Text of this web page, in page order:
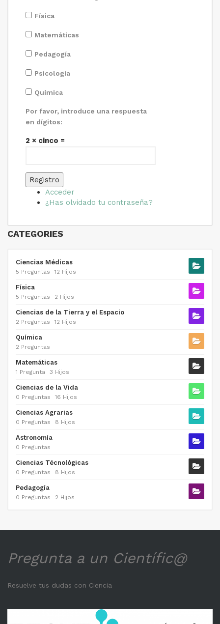
Física
Matemáticas
Pedagogía
Psicología
Química
Por favor, introduce una respuesta
en dígitos:
2 × cinco =
Registro
Acceder
¿Has olvidado tu contraseña?
CATEGORIES
Ciencias Médicas
5 Preguntas 12 Hijos
Física
5 Preguntas 2 Hijos
Ciencias de la Tierra y el Espacio
2 Preguntas 12 Hijos
Química
2 Preguntas
Matemáticas
1 Pregunta 3 Hijos
Ciencias de la Vida
0 Preguntas 16 Hijos
Ciencias Agrarias
0 Preguntas 8 Hijos
Astronomía
0 Preguntas
Ciencias Técnológicas
0 Preguntas 8 Hijos
Pedagogía
0 Preguntas 2 Hijos
Pregunta a un Científic@
Resuelve tus dudas con Ciencia